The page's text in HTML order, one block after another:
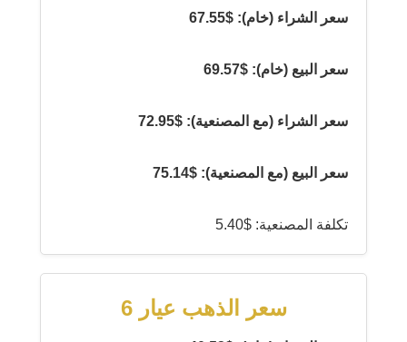
سعر الشراء (خام): $67.55
سعر البيع (خام): $69.57
سعر الشراء (مع المصنعية): $72.95
سعر البيع (مع المصنعية): $75.14
تكلفة المصنعية: $5.40
سعر الذهب عيار 6